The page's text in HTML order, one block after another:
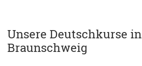
Unsere Deutschkurse in
Braunschweig